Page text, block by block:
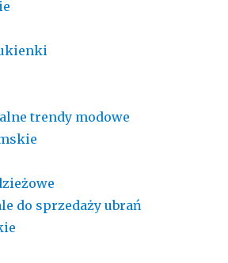
trendy modowe
do sprzedaży ubrań